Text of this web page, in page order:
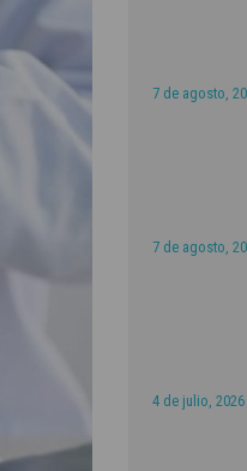
7 de agosto,
7 de agosto,
4 de julio, 2026